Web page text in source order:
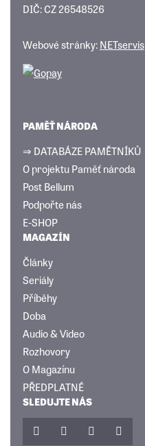
DIČ: CZ 26548526
Webové stránky:NETservis
PAMĚŤ NÁRODA
⇒ DATABÁZE PAMĚTNÍKŮ
O projektu Paměť národa
Post Bellum
Podpořte nás
E-SHOP
MAGAZÍN
Články
Seriály
Příběhy
Doba
Audio & Video
Rozhovory
O Magazínu
PŘEDPLATNÉ
SLEDUJTE NÁS